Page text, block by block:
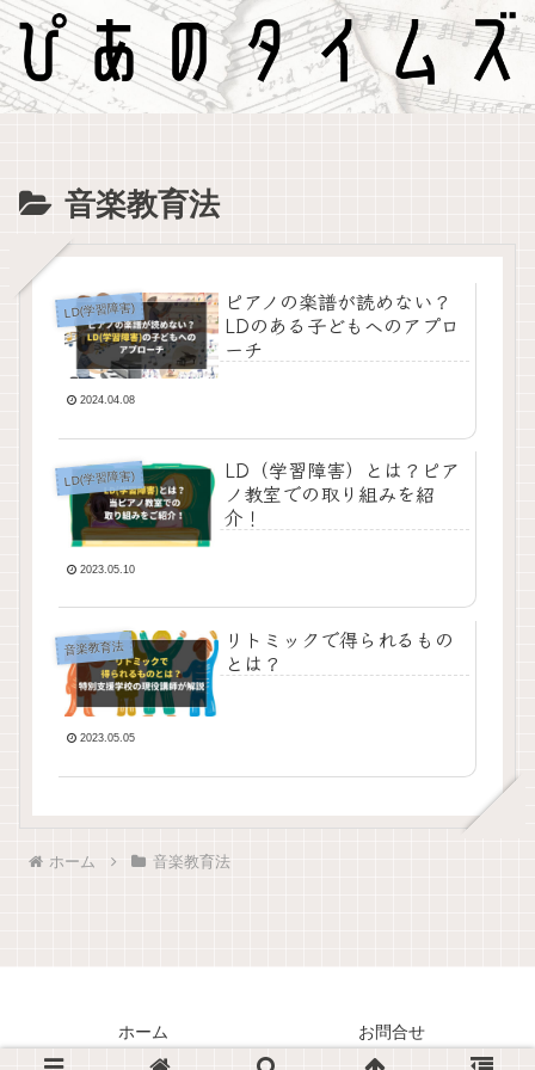
音楽教育法
LD(学習障害)
ピアノの楽譜が読めない？
LDのある子どもへのアプロ
ーチ
2024.04.08
LD(学習障害)
LD（学習障害）とは？ピア
ノ教室での取り組みを紹
介！
2023.05.10
音楽教育法
リトミックで得られるもの
とは？
2023.05.05
ホーム 音楽教育法
ホーム お問合せ